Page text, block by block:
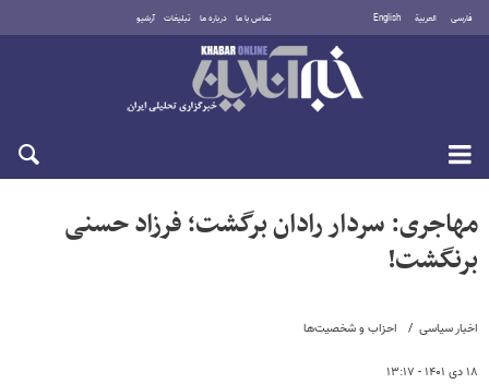
فارسی العربية English تماس با ما درباره ما تبلیغات آرشیو
شنبه ۱۷ مرداد ۱۴۰۵
اخبار سیاسی احزاب و شخصیت‌ها
۱۸ دی ۱۴۰۱ - ۱۳:۱۷
مهاجری: سردار رادان برگشت؛ فرزاد حسنی
برنگشت!